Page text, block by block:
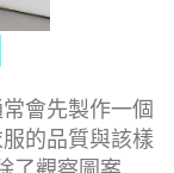
會先製作一個
的品質與該樣